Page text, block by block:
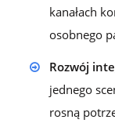
kanałach
osobnego
Rozwój
jednego
rosną